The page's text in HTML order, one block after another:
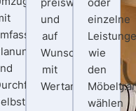
und
auf
Wunsch
mit
Wertanrechnung.
einzelne
wie
den
wählen